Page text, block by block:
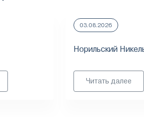
03.08.2026
Норильский
Читать далее